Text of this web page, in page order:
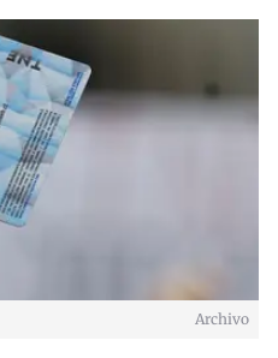
Archivo